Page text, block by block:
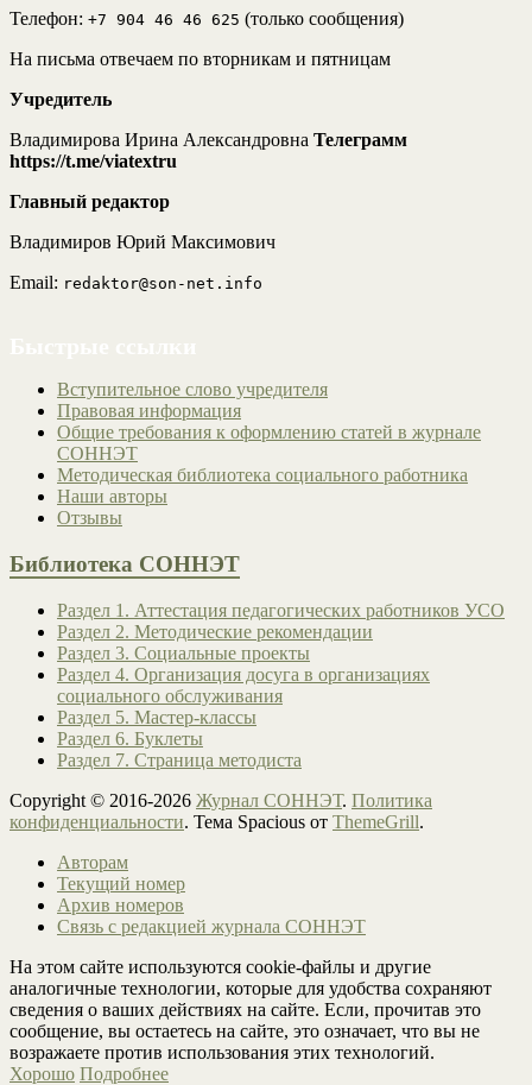
Телефон: +7 904 46 46 625 (только сообщения)
На письма отвечаем по вторникам и пятницам
Учредитель
Владимирова Ирина Александровна Телеграмм
https://t.me/viatextru
Главный редактор
Владимиров Юрий Максимович
Email: redaktor@son-net.info
Вступительное слово учредителя
Правовая информация
Общие требования к оформлению статей в журнале
СОННЭТ
Методическая библиотека социального работника
Наши авторы
Отзывы
Библиотека СОННЭТ
Раздел 1. Аттестация педагогических работников УСО
Раздел 2. Методические рекомендации
Раздел 3. Социальные проекты
Раздел 4. Организация досуга в организациях
социального обслуживания
Раздел 5. Мастер-классы
Раздел 6. Буклеты
Раздел 7. Страница методиста
Copyright © 2016-2026 Журнал СОННЭТ. Политика
конфиденциальности. Тема Spacious от ThemeGrill.
Авторам
Текущий номер
Архив номеров
Связь с редакцией журнала СОННЭТ
На этом сайте используются cookie-файлы и другие
аналогичные технологии, которые для удобства сохраняют
сведения о ваших действиях на сайте. Если, прочитав это
сообщение, вы остаетесь на сайте, это означает, что вы не
возражаете против использования этих технологий.
Хорошо Подробнее